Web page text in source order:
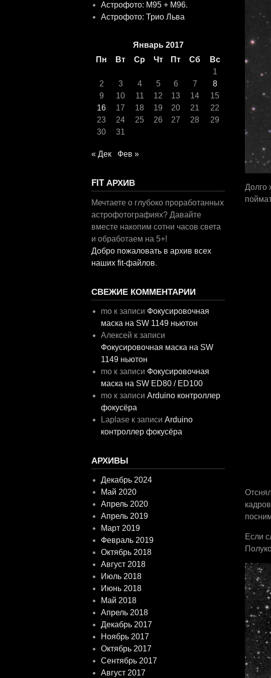
Долго
Если
Астрофото: M95 + M96.
Астрофото: Трио Льва
Январь 2017
Пн
Вт Ср Чт Пт Сб
Вс
1
2
3 4 5 6 7
8
9
10 11 12 13 14
15
16
17 18 19 20 21
22
23
24 25 26 27 28
29
30
31
« Дек Фев »
FIT АРХИВ
Мечтаете о глубоко проработанных
астрофотографиях? Давайте
вместе накопим сотни часов света
и обработаем на 5+!
Добро пожаловать в архив всех
наших fit-файлов.
СВЕЖИЕ КОММЕНТАРИИ
mo к записи Фокусировочная
маска на SW 1149 ньютон
Алексей к записи
Фокусировочная маска на SW
1149 ньютон
mo к записи Фокусировочная
маска на SW ED80 / ED100
mo к записиArduino контроллер
фокусёра
Laplase к записиArduino
контроллер фокусёра
АРХИВЫ
Декабрь 2024
Май 2020
Апрель 2020
Апрель 2019
Март 2019
Февраль 2019
Октябрь 2018
Август 2018
Июль 2018
Июнь 2018
Май 2018
Апрель 2018
Декабрь 2017
Ноябрь 2017
Октябрь 2017
Сентябрь 2017
Август 2017